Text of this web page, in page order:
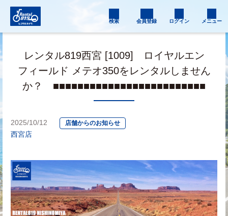
検索 会員登録 ログイン メニュー
レンタル819西宮 [1009] ロイヤルエン
フィールド メテオ350をレンタルしません
か？ ■■■■■■■■■■■■■■■■■■■■■■■■■
2025/10/12 店舗からのお知らせ
西宮店